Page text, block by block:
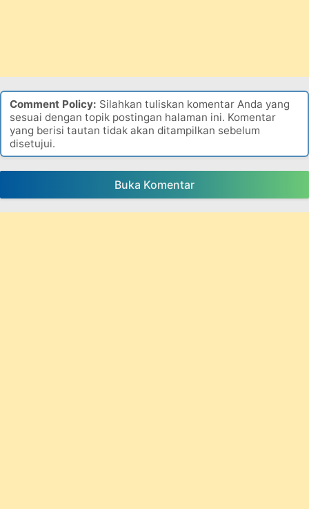
Comment Policy: Silahkan tuliskan komentar Anda yang
sesuai dengan topik postingan halaman ini. Komentar
yang berisi tautan tidak akan ditampilkan sebelum
disetujui.
Buka Komentar